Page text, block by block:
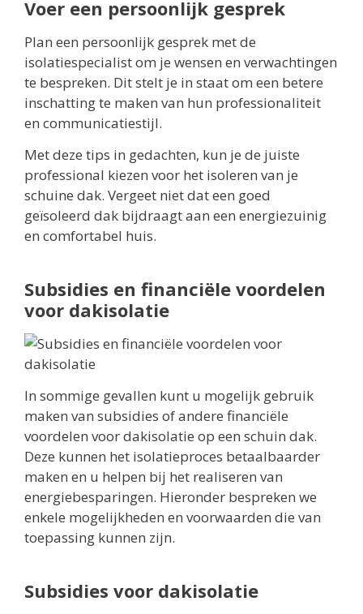
Voer een persoonlijk gesprek
Plan een persoonlijk gesprek met de
isolatiespecialist om je wensen en verwachtingen
te bespreken. Dit stelt je in staat om een betere
inschatting te maken van hun professionaliteit
en communicatiestijl.
Met deze tips in gedachten, kun je de juiste
professional kiezen voor het isoleren van je
schuine dak. Vergeet niet dat een goed
geïsoleerd dak bijdraagt aan een energiezuinig
en comfortabel huis.
Subsidies en financiële voordelen
voor dakisolatie
In sommige gevallen kunt u mogelijk gebruik
maken van subsidies of andere financiële
voordelen voor dakisolatie op een schuin dak.
Deze kunnen het isolatieproces betaalbaarder
maken en u helpen bij het realiseren van
energiebesparingen. Hieronder bespreken we
enkele mogelijkheden en voorwaarden die van
toepassing kunnen zijn.
Subsidies voor dakisolatie